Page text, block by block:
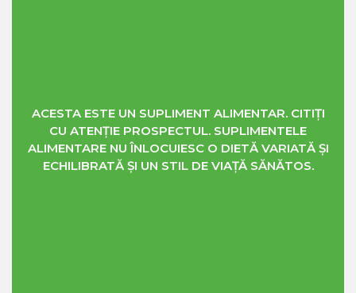
ACESTA ESTE UN SUPLIMENT ALIMENTAR. CITIȚI
CU ATENȚIE PROSPECTUL. SUPLIMENTELE
ALIMENTARE NU ÎNLOCUIESC O DIETĂ VARIATĂ ȘI
ECHILIBRATĂ ȘI UN STIL DE VIAȚĂ SĂNĂTOS.